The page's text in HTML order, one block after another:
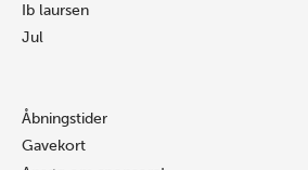
Ib laursen
Jul
Åbningstider
Gavekort